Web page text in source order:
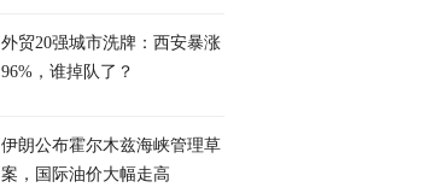
外贸20强城市洗牌：西安暴涨
96%，谁掉队了？
伊朗公布霍尔木兹海峡管理草
案，国际油价大幅走高